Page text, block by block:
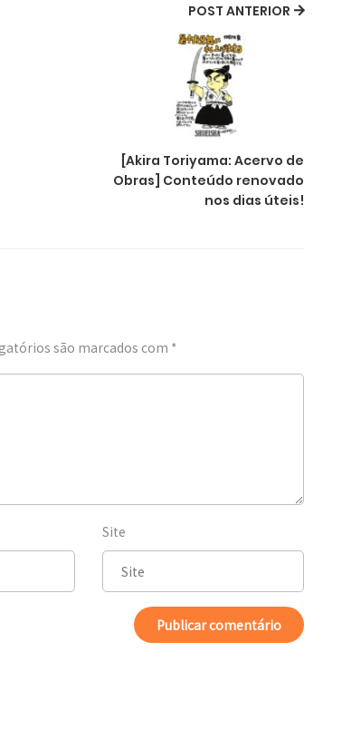
POST ANTERIOR
[Akira Toriyama: Acervo de
Obras] Conteúdo renovado
nos dias úteis!
são marcados com *
Site